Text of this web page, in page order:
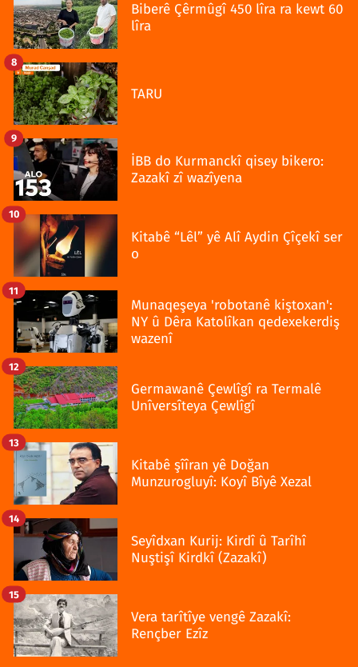
Biberê Çêrmûgî 450 lîra ra kewt 60
lîra
TARU
8
İBB do Kurmanckî qisey bikero:
Zazakî zî wazîyena
9
Kitabê “Lêl” yê Alî Aydin Çîçekî ser
o
10
Munaqeşeya 'robotanê kiştoxan':
NY û Dêra Katolîkan qedexekerdiş
wazenî
11
Germawanê Çewlîgî ra Termalê
Unîversîteya Çewlîgî
12
Kitabê şîîran yê Doğan
Munzurogluyî: Koyî Bîyê Xezal
13
Seyîdxan Kurij: Kirdî û Tarîhî
Nuştişî Kirdkî (Zazakî)
14
Vera tarîtîye vengê Zazakî:
Rençber Ezîz
15